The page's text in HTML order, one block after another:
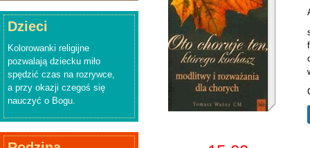
Dzieci
Kolorowanki religijne
pozwalają dziecku miło
spędzić czas na rozrywce,
a przy okazji czegoś się
nauczyć o Bogu.